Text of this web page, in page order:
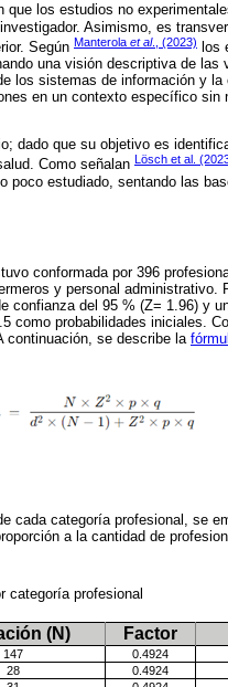
que los estudios no
Asimismo, es
Según Manterola et al., (2023)
los
una visión descriptiva de
los sistemas de información y
en un contexto específico sin
dado que su objetivo es
Como señalan
Lösch et al.
poco estudiado, sentando las
conformada por 396
y personal administrativo.
confianza del 95 % (Z= 1.96) y
como probabilidades iniciales.
continuación, se describe la
cada categoría profesional, se
a la cantidad de
categoría profesional
(N) Factor
147 0.4924
28 0.4924